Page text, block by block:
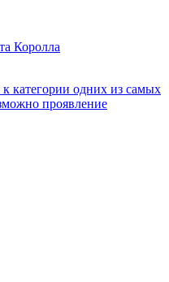
Королла
категории одних из самых
проявление